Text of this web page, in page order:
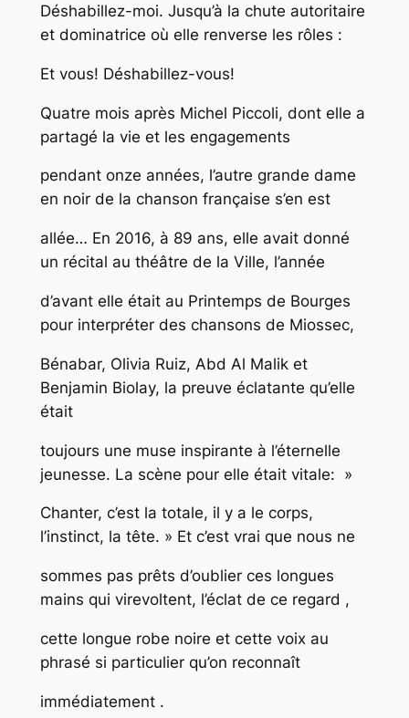
Déshabillez-moi. Jusqu’à la chute autoritaire
et dominatrice où elle renverse les rôles :
Et vous! Déshabillez-vous!
Quatre mois après Michel Piccoli, dont elle a
partagé la vie et les engagements
pendant onze années, l’autre grande dame
en noir de la chanson française s’en est
allée… En 2016, à 89 ans, elle avait donné
un récital au théâtre de la Ville, l’année
d’avant elle était au Printemps de Bourges
pour interpréter des chansons de Miossec,
Bénabar, Olivia Ruiz, Abd Al Malik et
Benjamin Biolay, la preuve éclatante qu’elle
était
toujours une muse inspirante à l’éternelle
jeunesse. La scène pour elle était vitale: »
Chanter, c’est la totale, il y a le corps,
l’instinct, la tête. » Et c’est vrai que nous ne
sommes pas prêts d’oublier ces longues
mains qui virevoltent, l’éclat de ce regard ,
cette longue robe noire et cette voix au
phrasé si particulier qu’on reconnaît
immédiatement .